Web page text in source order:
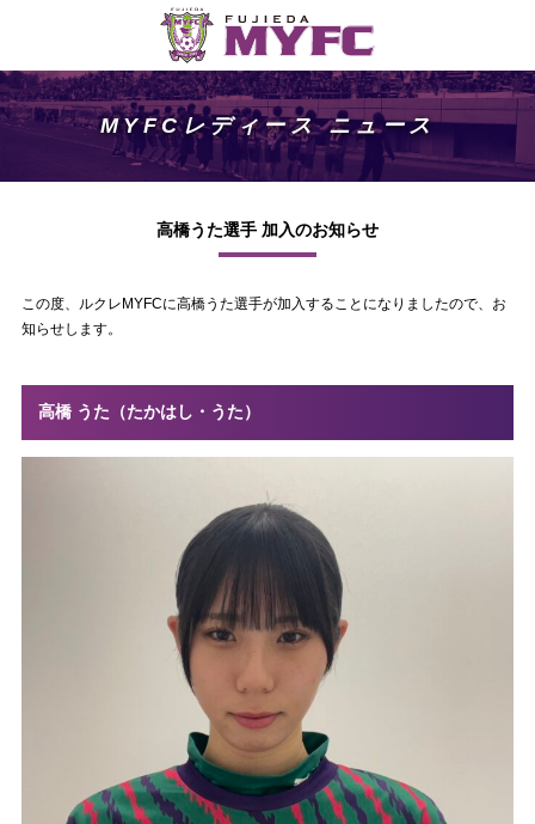
MYFCレディース ニュース
高橋うた選手 加入のお知らせ
この度、ルクレMYFCに高橋うた選手が加入することになりましたので、お
知らせします。
高橋 うた（たかはし・うた）